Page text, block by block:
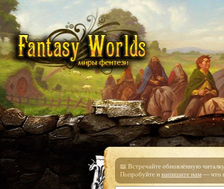
📖 Встречайте обновлённую
Попробуйте и напишите нам — что